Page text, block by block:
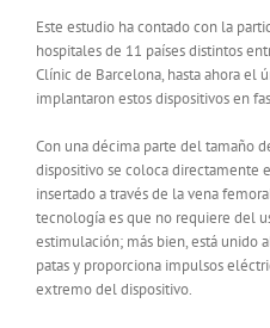
Este estudio ha contado con la
hospitales de 11 países distintos
Clínic de Barcelona, hasta ahora el
implantaron estos dispositivos en
Con una décima parte del tamaño
dispositivo se coloca directamente
insertado a través de la vena
tecnología es que no requiere del
estimulación; más bien, está unido
patas y proporciona impulsos
extremo del dispositivo.